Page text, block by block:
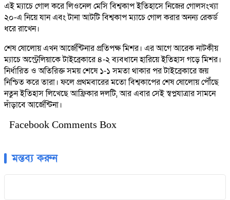
এই ম্যাচে গোল করে লিওনেল মেসি বিশ্বকাপ ইতিহাসে নিজের গোলসংখ্যা
২০-এ নিয়ে যান এবং টানা আটটি বিশ্বকাপ ম্যাচে গোল করার অনন্য রেকর্ড
ধরে রাখেন।
শেষ ষোলোয় এখন আর্জেন্টিনার প্রতিপক্ষ মিশর। এর আগে আরেক নাটকীয়
ম্যাচে অস্ট্রেলিয়াকে টাইব্রেকারে ৪-২ ব্যবধানে হারিয়ে ইতিহাস গড়ে মিশর।
নির্ধারিত ও অতিরিক্ত সময় শেষে ১-১ সমতা থাকার পর টাইব্রেকারে জয়
নিশ্চিত করে তারা। ফলে প্রথমবারের মতো বিশ্বকাপের শেষ ষোলোয় পৌঁছে
নতুন ইতিহাস লিখেছে আফ্রিকার দলটি, আর এবার সেই স্বপ্নযাত্রার সামনে
দাঁড়াবে আর্জেন্টিনা।
Facebook Comments Box
মন্তব্য করুন